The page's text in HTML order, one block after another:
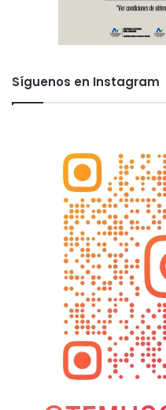
Síguenos en Instagram